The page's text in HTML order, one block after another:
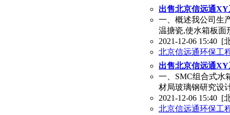
出售北京信远通
一、概述我公司生
温搪瓷,使水箱板面
2021-12-06 15:40 [
北京信远通环保工
出售北京信远通
一、SMC组合式水
材局玻璃钢研究设
2021-12-06 15:40 [
北京信远通环保工